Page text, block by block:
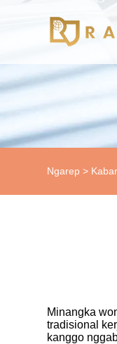
Ngarep > Kabar
Minangka
tradisional
kanggo